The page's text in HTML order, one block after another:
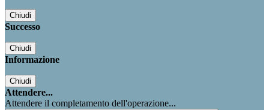
Chiudi
Successo
Chiudi
Informazione
Chiudi
Attendere...
Attendere il completamento dell'operazione...